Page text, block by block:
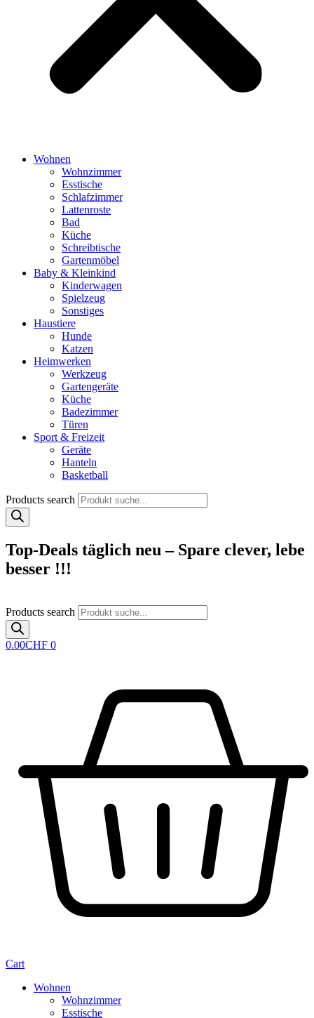
Wohnen
Wohnzimmer
Esstische
Schlafzimmer
Lattenroste
Bad
Küche
Schreibtische
Gartenmöbel
Baby & Kleinkind
Kinderwagen
Spielzeug
Sonstiges
Haustiere
Hunde
Katzen
Heimwerken
Werkzeug
Gartengeräte
Küche
Badezimmer
Türen
Sport & Freizeit
Geräte
Hanteln
Basketball
Products search
Top-Deals täglich neu – Spare clever, lebe
besser !!!
Products search
0.00CHF 0
Cart
Wohnen
Wohnzimmer
Esstische